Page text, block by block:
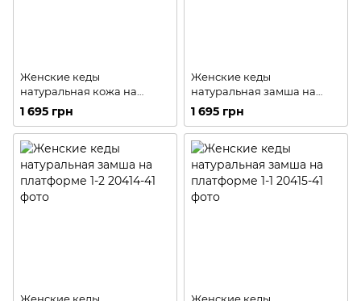
Женские кеды
натуральная кожа на
платформе 1-4
1 695 грн
Женские кеды
натуральная замша на
платформе 1-3
1 695 грн